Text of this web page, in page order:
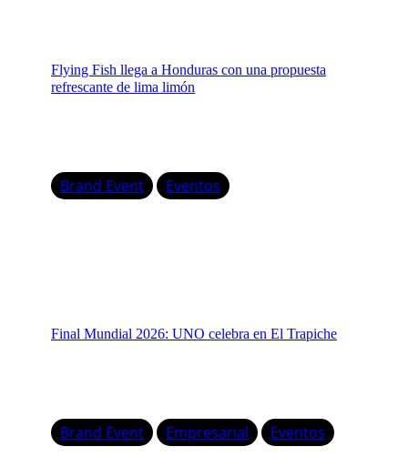
Flying Fish llega a Honduras con una propuesta
refrescante de lima limón
Brand Event Eventos
Final Mundial 2026: UNO celebra en El Trapiche
Brand Event Empresarial Eventos